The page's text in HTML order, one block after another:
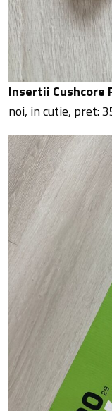
Insertii Cushcore
noi, in cutie, pret: